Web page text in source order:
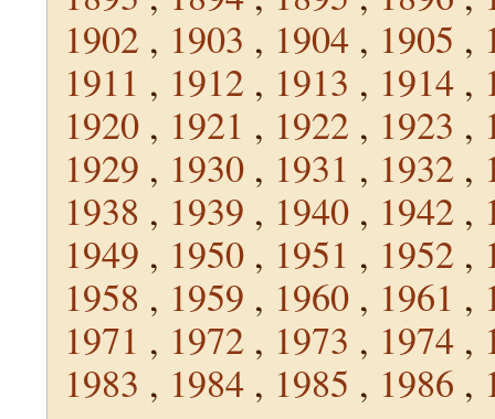
1902 , 1903 , 1904 , 1905 ,
1911 , 1912 , 1913 , 1914 ,
1920 , 1921 , 1922 , 1923 ,
1929 , 1930 , 1931 , 1932 ,
1938 , 1939 , 1940 , 1942 ,
1949 , 1950 , 1951 , 1952 ,
1958 , 1959 , 1960 , 1961 ,
1971 , 1972 , 1973 , 1974 ,
1983 , 1984 , 1985 , 1986 ,